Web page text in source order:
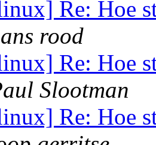
Re: Hoe
rood
Re: Hoe
Slootman
Re: Hoe